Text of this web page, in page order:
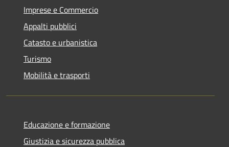
Imprese e Commercio
Appalti pubblici
Catasto e urbanistica
Turismo
Mobilità e trasporti
Educazione e formazione
Giustizia e sicurezza pubblica